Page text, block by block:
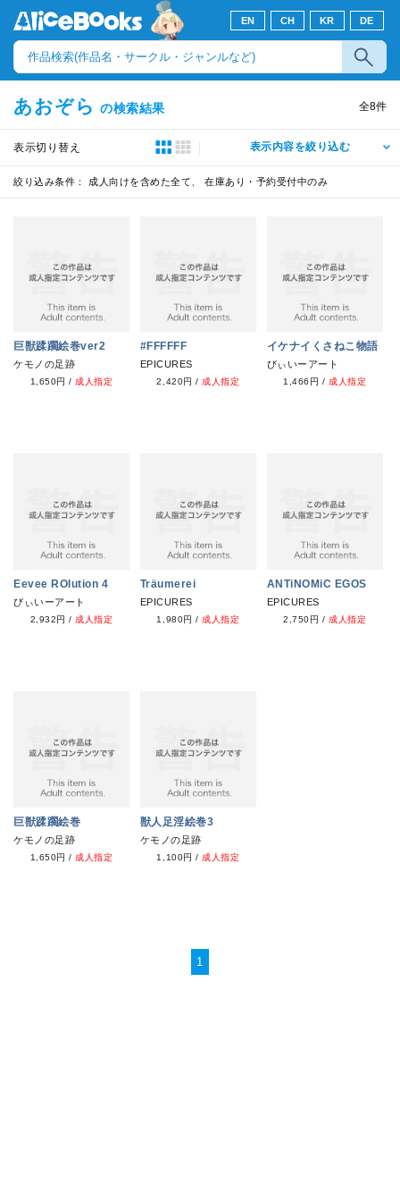
EN CH KR DE
あおぞら の検索結果 全8件
表示切り替え 表示内容を絞り込む
絞り込み条件： 成人向けを含めた全て、 在庫あり・予約受付中のみ
巨獣蹂躙絵巻ver2
ケモノの足跡
1,650円 / 成人指定
#FFFFFF
EPICURES
2,420円 / 成人指定
イケナイくさねこ物語
びぃいーアート
1,466円 / 成人指定
Eevee ROlution 4
びぃいーアート
2,932円 / 成人指定
Träumerei
EPICURES
1,980円 / 成人指定
ANTiNOMiC EGOS
EPICURES
2,750円 / 成人指定
巨獣蹂躙絵巻
ケモノの足跡
1,650円 / 成人指定
獣人足淫絵巻3
ケモノの足跡
1,100円 / 成人指定
1